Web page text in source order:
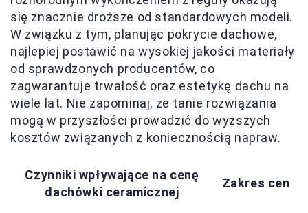
się znacznie droższe od standardowych modeli.
W związku z tym, planując pokrycie dachowe,
najlepiej postawić na wysokiej jakości materiały
od sprawdzonych producentów, co
zagwarantuje trwałość oraz estetykę dachu na
wiele lat. Nie zapominaj, że tanie rozwiązania
mogą w przyszłości prowadzić do wyższych
kosztów związanych z koniecznością napraw.
Czynniki wpływające na cenę
dachówki ceramicznej
Zakres cen